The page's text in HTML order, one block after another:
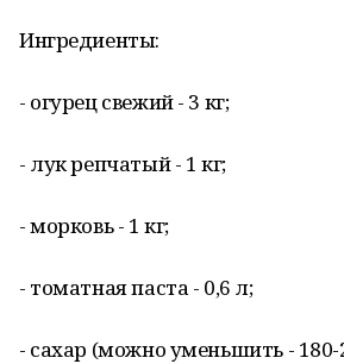
Ингредиенты:
- огурец свежий - 3 кг;
- лук репчатый - 1 кг;
- морковь - 1 кг;
- томатная паста - 0,6 л;
- сахар (можно уменьшить - 180-